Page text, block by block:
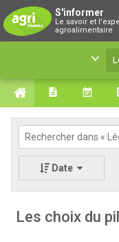
S'informer
Le savoir et
agroalimentaire
Le savoir et
Date
Les choix du